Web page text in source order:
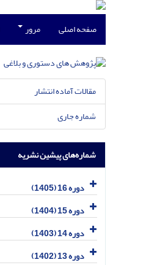
صفحه اصلی مرور
مقالات آماده انتشار
شماره جاری
شماره‌های پیشین نشریه
دوره 16 (1405)
دوره 15 (1404)
دوره 14 (1403)
دوره 13 (1402)